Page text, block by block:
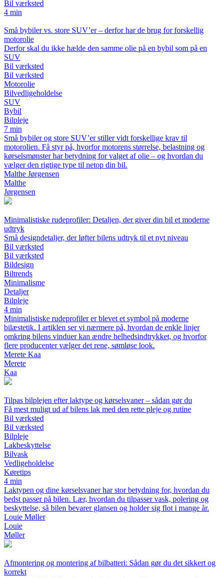
Bil værksted
4 min
Små bybiler vs. store SUV’er – derfor har de brug for forskellig
motorolie
Derfor skal du ikke hælde den samme olie på en bybil som på en
SUV
Bil værksted
Bil værksted
Motorolie
Bilvedligeholdelse
SUV
Bybil
Bilpleje
7 min
Små bybiler og store SUV’er stiller vidt forskellige krav til
motorolien. Få styr på, hvorfor motorens størrelse, belastning og
kørselsmønster har betydning for valget af olie – og hvordan du
vælger den rigtige type til netop din bil.
Malthe Jørgensen
Malthe
Jørgensen
Minimalistiske rudeprofiler: Detaljen, der giver din bil et moderne
udtryk
Små designdetaljer, der løfter bilens udtryk til et nyt niveau
Bil værksted
Bil værksted
Bildesign
Biltrends
Minimalisme
Detaljer
Bilpleje
4 min
Minimalistiske rudeprofiler er blevet et symbol på moderne
bilæstetik. I artiklen ser vi nærmere på, hvordan de enkle linjer
omkring bilens vinduer kan ændre helhedsindtrykket, og hvorfor
flere producenter vælger det rene, sømløse look.
Merete Kaa
Merete
Kaa
Tilpas bilplejen efter laktype og kørselsvaner – sådan gør du
Få mest muligt ud af bilens lak med den rette pleje og rutine
Bil værksted
Bil værksted
Bilpleje
Lakbeskyttelse
Bilvask
Vedligeholdelse
Køretips
4 min
Laktypen og dine kørselsvaner har stor betydning for, hvordan du
bedst passer på bilen. Lær, hvordan du tilpasser vask, polering og
beskyttelse, så bilen bevarer glansen og holder sig flot i mange år.
Louie Møller
Louie
Møller
Afmontering og montering af bilbatteri: Sådan gør du det sikkert og
korrekt